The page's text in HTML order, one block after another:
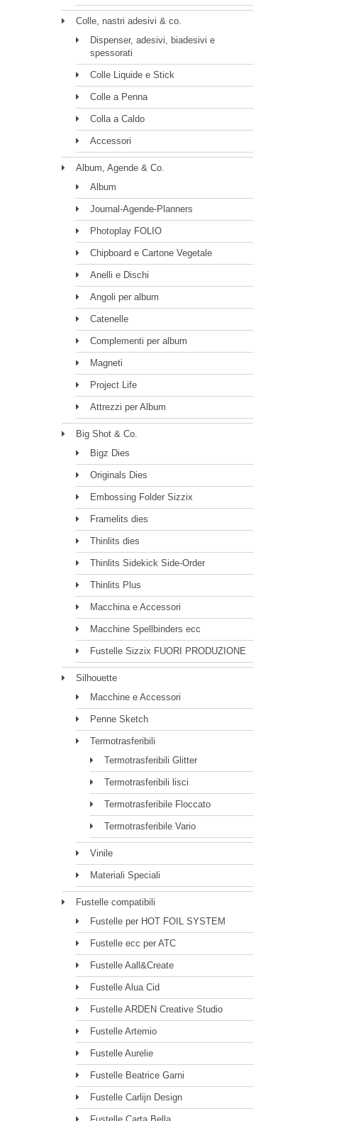
Colle, nastri adesivi & co.
Dispenser, adesivi, biadesivi e
spessorati
Colle Liquide e Stick
Colle a Penna
Colla a Caldo
Accessori
Album, Agende & Co.
Album
Journal-Agende-Planners
Photoplay FOLIO
Chipboard e Cartone Vegetale
Anelli e Dischi
Angoli per album
Catenelle
Complementi per album
Magneti
Project Life
Attrezzi per Album
Big Shot & Co.
Bigz Dies
Originals Dies
Embossing Folder Sizzix
Framelits dies
Thinlits dies
Thinlits Sidekick Side-Order
Thinlits Plus
Macchina e Accessori
Macchine Spellbinders ecc
Fustelle Sizzix FUORI PRODUZIONE
Silhouette
Macchine e Accessori
Penne Sketch
Termotrasferibili
Termotrasferibili Glitter
Termotrasferibili lisci
Termotrasferibile Floccato
Termotrasferibile Vario
Vinile
Materiali Speciali
Fustelle compatibili
Fustelle per HOT FOIL SYSTEM
Fustelle ecc per ATC
Fustelle Aall&Create
Fustelle Alua Cid
Fustelle ARDEN Creative Studio
Fustelle Artemio
Fustelle Aurelie
Fustelle Beatrice Garni
Fustelle Carlijn Design